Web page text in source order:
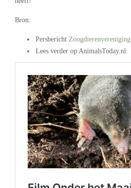
Bron:
Persbericht Zoogdierenvereniging
Lees verder op AnimalsToday.nl: